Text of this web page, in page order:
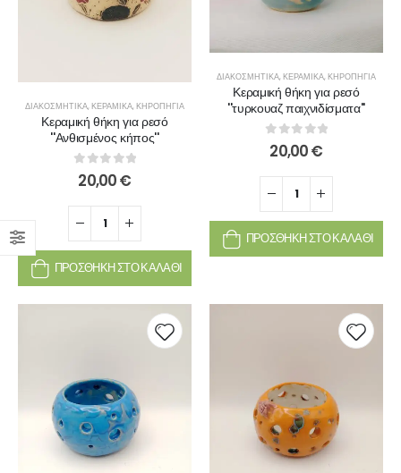
ΔΙΑΚΟΣΜΗΤΙΚΆ,ΚΕΡΑΜΙΚΆ,ΚΗΡΟΠΉΓΙΑ
Κεραμική θήκη για ρεσό
''Ανθισμένος κήπος''
0out of 5
20,00€
ΠΡΟΣΘΉΚΗ ΣΤΟ ΚΑΛΆΘΙ
ΔΙΑΚΟΣΜΗΤΙΚΆ,ΚΕΡΑΜΙΚΆ,ΚΗΡΟΠΉΓΙΑ
Κεραμική θήκη για ρεσό
''τυρκουαζ παιχνιδίσματα''
0out of 5
20,00€
ΠΡΟΣΘΉΚΗ ΣΤΟ ΚΑΛΆΘΙ